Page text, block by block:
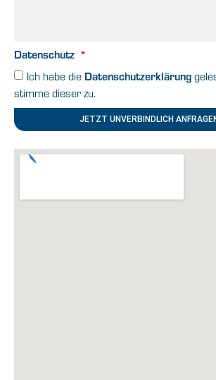
Datenschutz
Ich habe die Datenschutzerklärung
stimme dieser zu.
JETZT UNVERBINDLICH